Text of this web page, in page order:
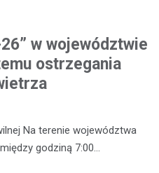
w województwie
ostrzegania
Na terenie województwa
godziną 7:00…